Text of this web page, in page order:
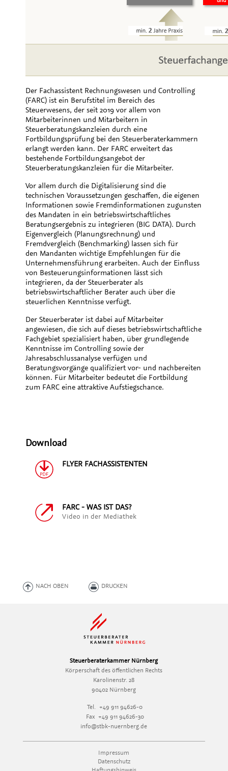
Der Fachassistent Rechnungswesen und Controlling
(FARC) ist ein Berufstitel im Bereich des
Steuerwesens, der seit 2019 vor allem von
Mitarbeiterinnen und Mitarbeitern in
Steuerberatungskanzleien durch eine
Fortbildungsprüfung bei den Steuerberaterkammern
erlangt werden kann. Der FARC erweitert das
bestehende Fortbildungsangebot der
Steuerberatungskanzleien für die Mitarbeiter.
Vor allem durch die Digitalisierung sind die
technischen Voraussetzungen geschaffen, die eigenen
Informationen sowie Fremdinformationen zugunsten
des Mandaten in ein betriebswirtschaftliches
Beratungsergebnis zu integrieren (BIG DATA). Durch
Eigenvergleich (Planungsrechnung) und
Fremdvergleich (Benchmarking) lassen sich für
den Mandanten wichtige Empfehlungen für die
Unternehmensführung erarbeiten. Auch der Einfluss
von Besteuerungsinformationen lässt sich
integrieren, da der Steuerberater als
betriebswirtschaftlicher Berater auch über die
steuerlichen Kenntnisse verfügt.
Der Steuerberater ist dabei auf Mitarbeiter
angewiesen, die sich auf dieses betriebswirtschaftliche
Fachgebiet spezialisiert haben, über grundlegende
Kenntnisse im Controlling sowie der
Jahresabschlussanalyse verfügen und
Beratungsvorgänge qualifiziert vor- und nachbereiten
können. Für Mitarbeiter bedeutet die Fortbildung
zum FARC eine attraktive Aufstiegschance.
Download
FLYER FACHASSISTENTEN
FARC - WAS IST DAS?
Video in der Mediathek
NACH OBEN DRUCKEN
Steuerberaterkammer Nürnberg
Körperschaft des öffentlichen Rechts
Karolinenstr. 28
90402 Nürnberg
Tel. +49 911 94626-0
Fax +49 911 94626-30
info@stbk-nuernberg.de
Impressum
Datenschutz